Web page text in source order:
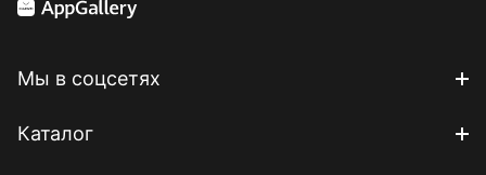
Мы в соцсетях
Каталог